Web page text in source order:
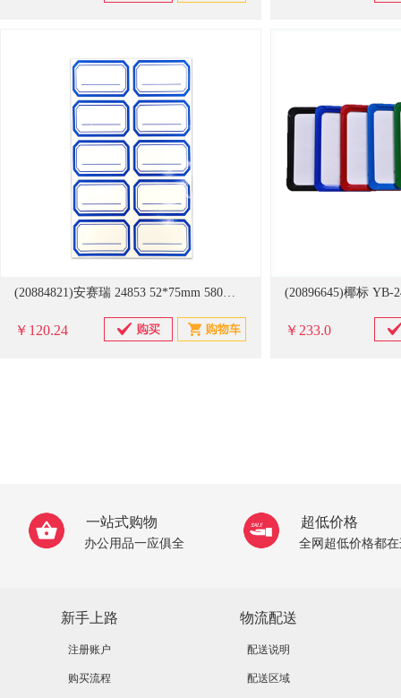
(20884821)安赛瑞 24853 52*75mm 580枚装 便签纸及便利贴 蓝色(单位：包)
￥120.24 ￥233.0
一站式购物
办公用品一应俱全
超低价格
全网超低价格都
新手上路
注册账户
购买流程
物流配送
配送说明
配送区域